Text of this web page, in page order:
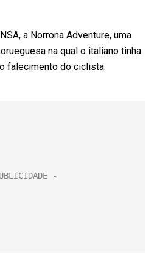
a Norrona Adventure, uma
na qual o italiano tinha
falecimento do ciclista.